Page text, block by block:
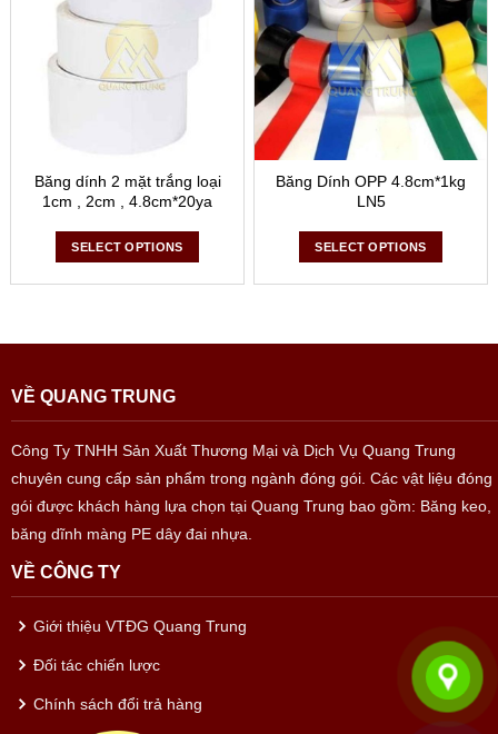
Băng dính 2 mặt trắng loại
1cm , 2cm , 4.8cm*20ya
SELECT OPTIONS
Băng Dính OPP 4.8cm*1kg
LN5
SELECT OPTIONS
VỀ QUANG TRUNG
Công Ty TNHH Sản Xuất Thương Mại và Dịch Vụ Quang Trung
chuyên cung cấp sản phẩm trong ngành đóng gói. Các vật liệu đóng
gói được khách hàng lựa chọn tại Quang Trung bao gồm: Băng keo,
băng dĩnh màng PE dây đai nhựa.
VỀ CÔNG TY
Giới thiệu VTĐG Quang Trung
Đối tác chiến lược
Chính sách đổi trả hàng